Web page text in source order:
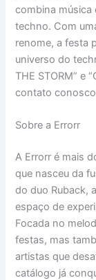
combina música
techno. Com
renome, a festa
universo do
THE STORM” e
contato
Sobre a Errorr
A Errorr é mais
que nasceu da
do duo Ruback,
espaço de
Focada no
festas, mas
artistas que
catálogo já